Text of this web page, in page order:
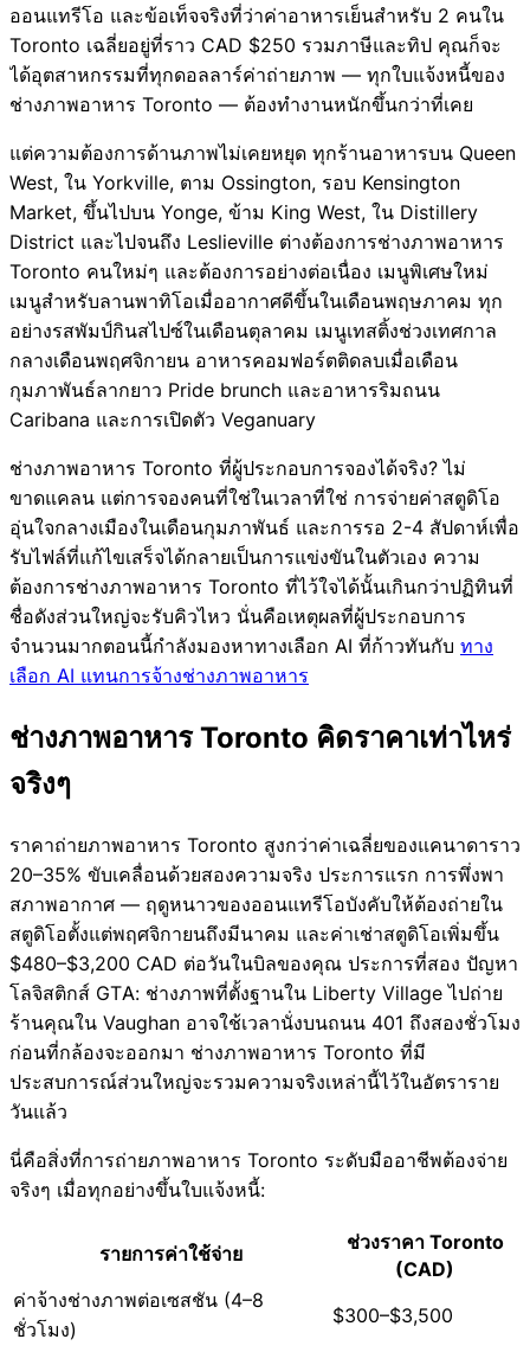
ออนแทรีโอ และข้อเท็จจริงที่ว่าค่าอาหารเย็นสำหรับ 2 คนใน
Toronto เฉลี่ยอยู่ที่ราว CAD $250 รวมภาษีและทิป คุณก็จะ
ได้อุตสาหกรรมที่ทุกดอลลาร์ค่าถ่ายภาพ — ทุกใบแจ้งหนี้ของ
ช่างภาพอาหาร Toronto — ต้องทำงานหนักขึ้นกว่าที่เคย
แต่ความต้องการด้านภาพไม่เคยหยุด ทุกร้านอาหารบน Queen
West, ใน Yorkville, ตาม Ossington, รอบ Kensington
Market, ขึ้นไปบน Yonge, ข้าม King West, ใน Distillery
District และไปจนถึง Leslieville ต่างต้องการช่างภาพอาหาร
Toronto คนใหม่ๆ และต้องการอย่างต่อเนื่อง เมนูพิเศษใหม่
เมนูสำหรับลานพาทิโอเมื่ออากาศดีขึ้นในเดือนพฤษภาคม ทุก
อย่างรสพัมป์กินสไปซ์ในเดือนตุลาคม เมนูเทสติ้งช่วงเทศกาล
กลางเดือนพฤศจิกายน อาหารคอมฟอร์ตติดลบเมื่อเดือน
กุมภาพันธ์ลากยาว Pride brunch และอาหารริมถนน
Caribana และการเปิดตัว Veganuary
ช่างภาพอาหาร Toronto ที่ผู้ประกอบการจองได้จริง? ไม่
ขาดแคลน แต่การจองคนที่ใช่ในเวลาที่ใช่ การจ่ายค่าสตูดิโอ
อุ่นใจกลางเมืองในเดือนกุมภาพันธ์ และการรอ 2-4 สัปดาห์เพื่อ
รับไฟล์ที่แก้ไขเสร็จได้กลายเป็นการแข่งขันในตัวเอง ความ
ต้องการช่างภาพอาหาร Toronto ที่ไว้ใจได้นั้นเกินกว่าปฏิทินที่
ชื่อดังส่วนใหญ่จะรับคิวไหว นั่นคือเหตุผลที่ผู้ประกอบการ
จำนวนมากตอนนี้กำลังมองหาทางเลือก AI ที่ก้าวทันกับ ทาง
เลือก AI แทนการจ้างช่างภาพอาหาร
ช่างภาพอาหาร Toronto คิดราคาเท่าไหร่
จริงๆ
ราคาถ่ายภาพอาหาร Toronto สูงกว่าค่าเฉลี่ยของแคนาดาราว
20–35% ขับเคลื่อนด้วยสองความจริง ประการแรก การพึ่งพา
สภาพอากาศ — ฤดูหนาวของออนแทรีโอบังคับให้ต้องถ่ายใน
สตูดิโอตั้งแต่พฤศจิกายนถึงมีนาคม และค่าเช่าสตูดิโอเพิ่มขึ้น
$480–$3,200 CAD ต่อวันในบิลของคุณ ประการที่สอง ปัญหา
โลจิสติกส์ GTA: ช่างภาพที่ตั้งฐานใน Liberty Village ไปถ่าย
ร้านคุณใน Vaughan อาจใช้เวลานั่งบนถนน 401 ถึงสองชั่วโมง
ก่อนที่กล้องจะออกมา ช่างภาพอาหาร Toronto ที่มี
ประสบการณ์ส่วนใหญ่จะรวมความจริงเหล่านี้ไว้ในอัตราราย
วันแล้ว
นี่คือสิ่งที่การถ่ายภาพอาหาร Toronto ระดับมืออาชีพต้องจ่าย
จริงๆ เมื่อทุกอย่างขึ้นใบแจ้งหนี้:
รายการค่าใช้จ่าย
ช่วงราคา Toronto
(CAD)
ค่าจ้างช่างภาพต่อเซสชัน (4–8
ชั่วโมง)
$300–$3,500